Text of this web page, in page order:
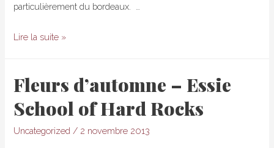
particulièrement du bordeaux. …
En
Cosy
Burgundy
Lire la suite »
Fleurs d’automne – Essie
School of Hard Rocks
Uncategorized / 2 novembre 2013